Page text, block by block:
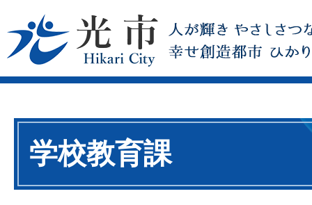
学校教育課